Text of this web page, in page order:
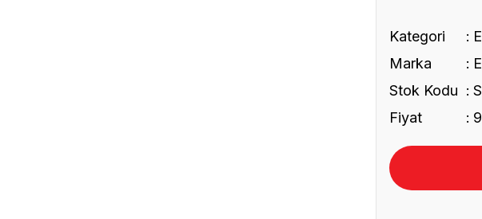
Kategori
Marka
Stok Kodu
Fiyat